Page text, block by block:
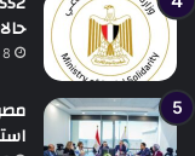
8 أغسطس، 2026